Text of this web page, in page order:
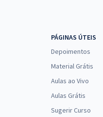
PÁGINAS ÚTEIS
Depoimentos
Material Grátis
Aulas ao Vivo
Aulas Grátis
Sugerir Curso